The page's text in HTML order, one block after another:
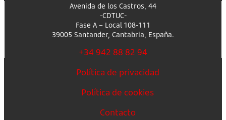
Avenida de los Castros, 44
-CDTUC-
Fase A – Local 108-111
39005 Santander, Cantabria, España.
+34 942 88 82 94
Política de privacidad
Política de cookies
Contacto